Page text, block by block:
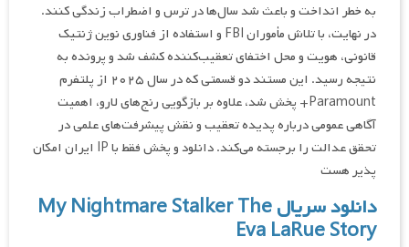
به خطر انداخت و باعث شد سال‌ها در ترس و اضطراب زندگی کنند.
در نهایت، با تلاش مأموران FBI و استفاده از فناوری نوین ژنتیک
قانونی، هویت و محل اختفای تعقیب‌کننده کشف شد و پرونده به
نتیجه رسید. این مستند دو قسمتی که در سال ۲۰۲۵ از پلتفرم
Paramount+ پخش شد، علاوه بر بازگویی رنج‌های لارو، اهمیت
آگاهی عمومی درباره پدیده تعقیب و نقش پیشرفت‌های علمی در
تحقق عدالت را برجسته می‌کند. دانلود و پخش فقط با IP ایران امکان
پذیر هست
دانلود سریال My Nightmare Stalker The
Eva LaRue Story